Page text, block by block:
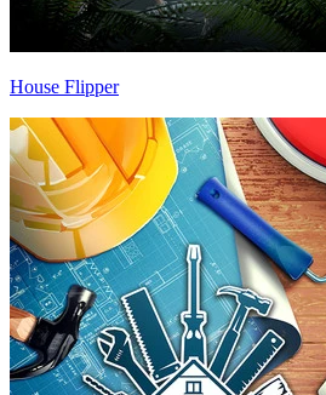
House Flipper